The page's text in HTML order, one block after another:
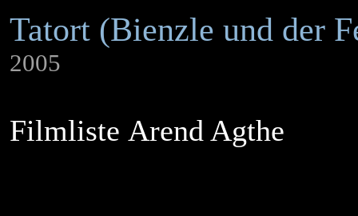
Tatort (Bienzle und der
2005
Filmliste Arend Agthe